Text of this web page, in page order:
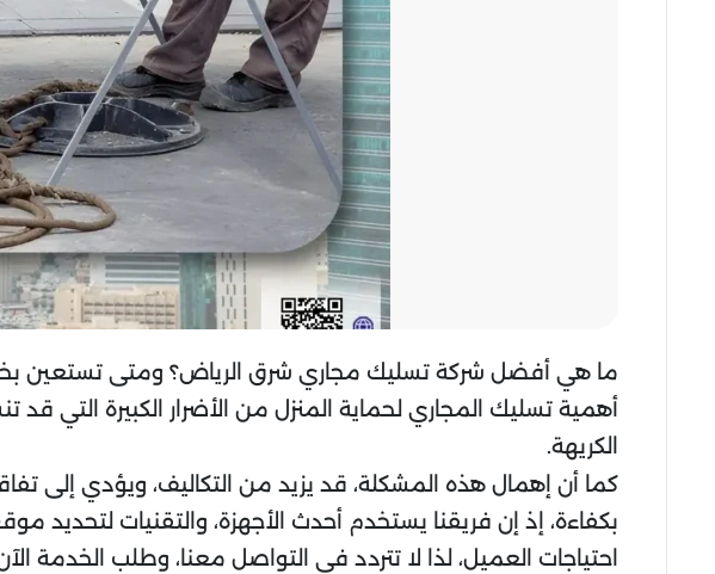
ما هي أفضل شركة تسليك مجاري شرق الرياض؟ ومتى تستعين
أهمية تسليك المجاري لحماية المنزل من الأضرار الكبيرة التي قد
الكريهة.
كما أن إهمال هذه المشكلة، قد يزيد من التكاليف، ويؤدي إلى
بكفاءة، إذ إن فريقنا يستخدم أحدث الأجهزة، والتقنيات
احتياجات العميل، لذا لا تتردد في التواصل معنا، وطلب الخدمة